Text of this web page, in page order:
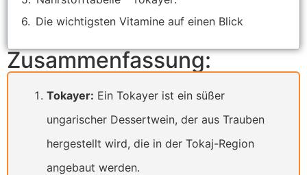
Die wichtigsten Vitamine auf einen Blick
Zusammenfassung:
Tokayer: Ein Tokayer ist ein süßer
ungarischer Dessertwein, der aus Trauben
hergestellt wird, die in der Tokaj-Region
angebaut werden.